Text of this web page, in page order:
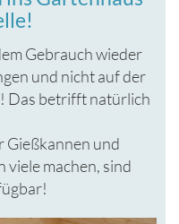
Gebrauch wieder
und nicht auf der
Das betrifft natürlich
Gießkannen und
viele machen, sind